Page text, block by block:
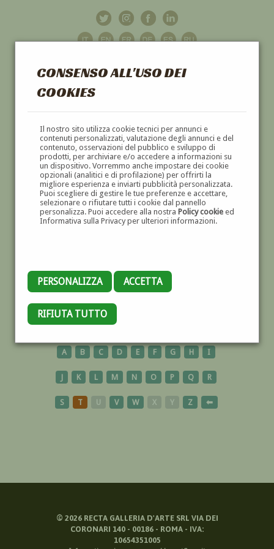
CONSENSO ALL'USO DEI
COOKIES
Il nostro sito utilizza cookie tecnici per annunci e
contenuti personalizzati, valutazione degli annunci e del
contenuto, osservazioni del pubblico e sviluppo di
prodotti, per archiviare e/o accedere a informazioni su
un dispositivo. Vorremmo anche impostare dei cookie
opzionali (analitici e di profilazione) per offrirti la
migliore esperienza e inviarti pubblicità personalizzata.
Puoi scegliere di gestire le tue preferenze e accettare,
selezionare o rifiutare tutti i cookie dal pannello
personalizza. Puoi accedere alla nostra Policy cookieed
Informativa sulla Privacy per ulteriori informazioni.
PERSONALIZZA ACCETTA
RIFIUTA TUTTO
GALLERIAD'ARTE
DIPINTI E SCULTURE '800 E '900
PARIGI
A B C D E F G H I
J K L M N O P Q R
S T U V W X Y Z ⬅
© 2026RECTA GALLERIA D'ARTE SRL VIA DEI
CORONARI 140 - 00186 - ROMA - IVA:
10654351005